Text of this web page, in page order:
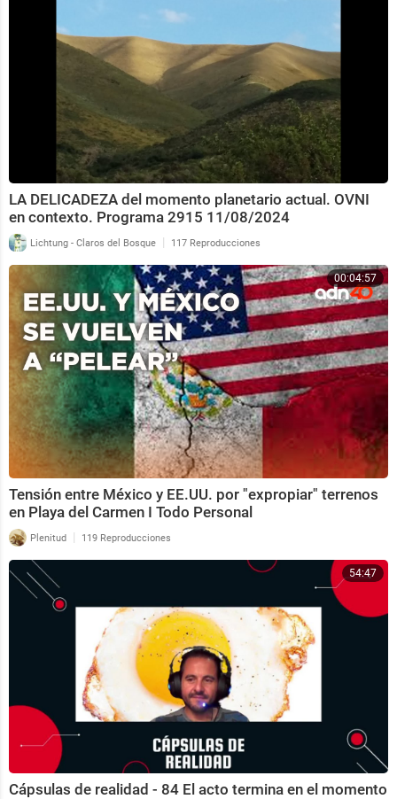
LA DELICADEZA del momento planetario actual. OVNI
en contexto. Programa 2915 11/08/2024
Lichtung - Claros del Bosque | 117 Reproducciones
00:04:57
Tensión entre México y EE.UU. por "expropiar" terrenos
en Playa del Carmen I Todo Personal
Plenitud | 119 Reproducciones
54:47
Cápsulas de realidad - 84 El acto termina en el momento